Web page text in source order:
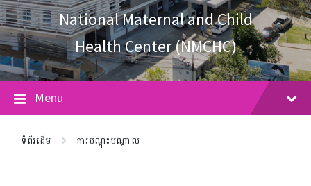
National Maternal and Child
Health Center (NMCHC)
Menu
ទំព័រដើម ការបណ្តុះបណ្តាល